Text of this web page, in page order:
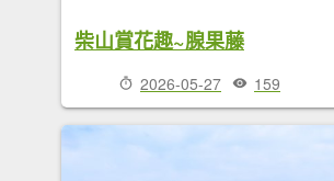
柴山賞花趣~腺果藤
2026-05-27 159